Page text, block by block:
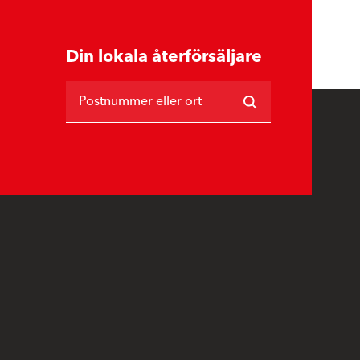
Din lokala återförsäljare
Postnummer eller ort